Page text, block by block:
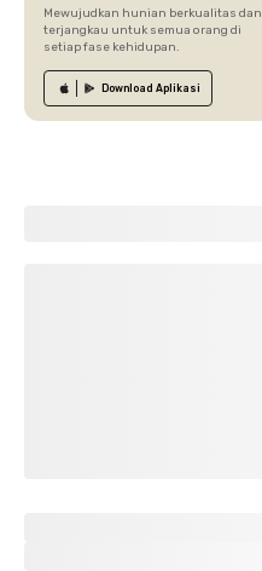
Mewujudkan hunian berkualitas dan
terjangkau untuk semua orang di
setiap fase kehidupan.
Download Aplikasi